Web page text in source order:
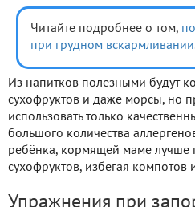
Читайте подробнее о том,
при грудном вскармливании
Из напитков полезными будут
сухофруктов и даже морсы, но
использовать только
большого количества
ребёнка, кормящей маме лучше
сухофруктов, избегая компотов
Упражнения при